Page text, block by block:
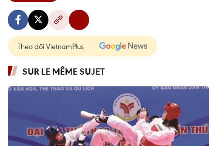
Theo dõi VietnamPlus
SUR LE MÊME SUJET